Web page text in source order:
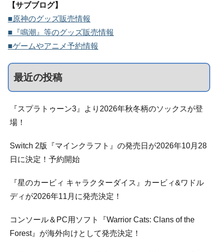
【サブブログ】
■原神のグッズ販売情報
■『鳴潮』等のグッズ販売情報
■ゲームやアニメ予約情報
最近の投稿
『スプラトゥーン3』より2026年秋冬柄のソックスが登
場！
Switch 2版『マインクラフト』の発売日が2026年10月28
日に決定！予約開始
『星のカービィ キャラクターダイス』カービィ&ワドル
ディが2026年11月に発売決定！
コンソール＆PC用ソフト『Warrior Cats: Clans of the
Forest』が海外向けとして発売決定！